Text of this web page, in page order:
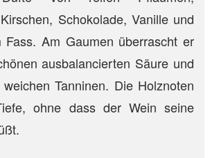
Schokolade, Vanille und
Fass. Am Gaumen überrascht er
ausbalancierten Säure und
Tanninen. Die Holznoten
ohne dass der Wein seine